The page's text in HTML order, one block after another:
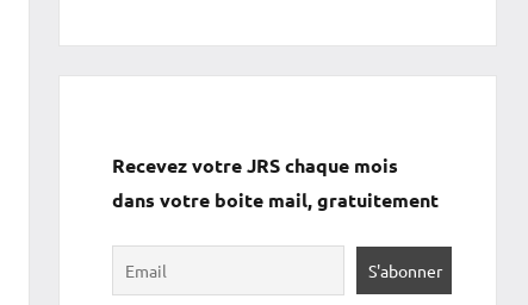
Recevez votre JRS chaque mois
dans votre boite mail, gratuitement